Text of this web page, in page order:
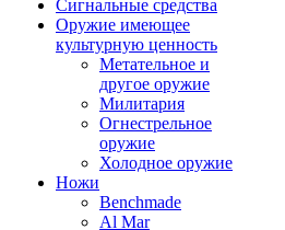
Сигнальные средства
Оружие имеющее
культурную ценность
Метательное и
другое оружие
Милитария
Огнестрельное
оружие
Холодное оружие
Ножи
Benchmade
Al Mar